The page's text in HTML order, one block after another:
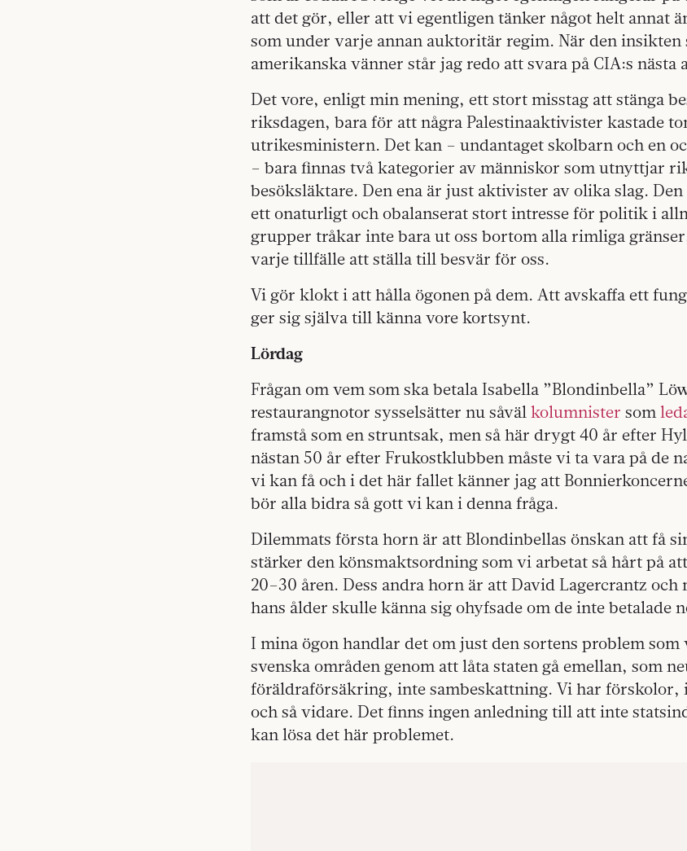
att det gör, eller att vi egentligen tänker något helt annat
som under varje annan auktoritär regim. När den insikten
amerikanska vänner står jag redo att svara på CIA:s nästa
Det vore, enligt min mening, ett stort misstag att stänga
riksdagen, bara för att några Palestinaaktivister kastade
utrikesministern. Det kan – undantaget skolbarn och en
– bara finnas två kategorier av människor som utnyttjar
besöksläktare. Den ena är just aktivister av olika slag.
ett onaturligt och obalanserat stort intresse för politik i
grupper tråkar inte bara ut oss bortom alla rimliga
varje tillfälle att ställa till besvär för oss.
Vi gör klokt i att hålla ögonen på dem. Att avskaffa ett
ger sig själva till känna vore kortsynt.
Lördag
Frågan om vem som ska betala Isabella ”Blondinbella”
restaurangnotor sysselsätter nu såväl kolumnister som
framstå som en struntsak, men så här drygt 40 år efter
nästan 50 år efter Frukostklubben måste vi ta vara på de
vi kan få och i det här fallet känner jag att
bör alla bidra så gott vi kan i denna fråga.
Dilemmats första horn är att Blondinbellas önskan att få
stärker den könsmaktsordning som vi arbetat så hårt på
20–30 åren. Dess andra horn är att David Lagercrantz och
hans ålder skulle känna sig ohyfsade om de inte betalade
I mina ögon handlar det om just den sortens problem som
svenska områden genom att låta staten gå emellan, som
föräldraförsäkring, inte sambeskattning. Vi har förskolor,
och så vidare. Det finns ingen anledning till att inte
kan lösa det här problemet.